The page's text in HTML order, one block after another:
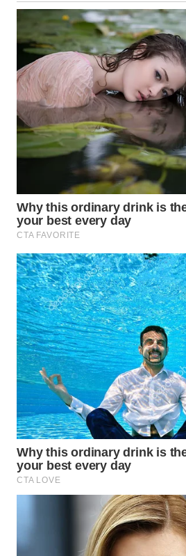
WN
DAIRI
WN
DANAU
TOBA
WN
NIAS
LANGKAT
WN
TAPANULI
SELATAN
WN
TANJUNG
LESUNG
WN
KARO
WN
SIMALUNGUN
WN
LABUHANBATU